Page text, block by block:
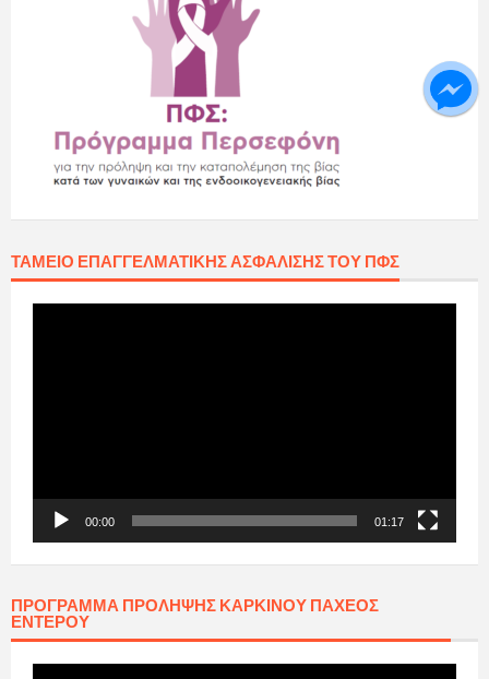
ΤΑΜΕΊΟ ΕΠΑΓΓΕΛΜΑΤΙΚΉΣ ΑΣΦΆΛΙΣΗΣ ΤΟΥ ΠΦΣ
00:00 01:17
ΠΡΟΓΡΑΜΜΑ ΠΡΟΛΗΨΗΣ ΚΑΡΚΙΝΟΥ ΠΑΧΕΟΣ
ΕΝΤΕΡΟΥ